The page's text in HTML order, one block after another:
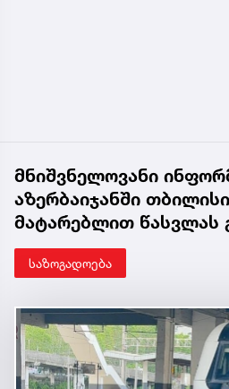
მნიშვნელოვანი
აზერბაიჯანში
მატარებლით წასვლას
საზოგადოება